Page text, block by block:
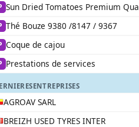
Sun Dried Tomatoes Premium Qua
Thé Bouze 9380 /8147 / 9367
Coque de cajou
Prestations de services
ENTREPRISES
AGROAV SARL
BREIZH USED TYRES INTER